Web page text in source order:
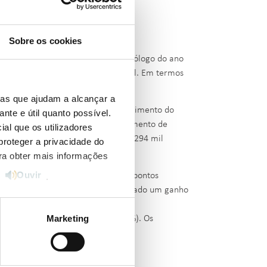
Sobre os cookies
que ajudam a alcançar a
e útil quanto possível.
que os utilizadores
a privacidade do
obter mais informações
Ouvir .
Marketing
em agosto, face ao mês homólogo do ano
global em Portugal continental. Em termos
mês do ano passado
se a margem de crescimento do
e aos consumos do segmento de
no mercado regulado. Cerca de 294 mil
de tarifas transitórias.
embora tenha perdido 1,3 pontos
de consumo (56%), tendo registado um ganho
o dos clientes industriais (55%). Os
e 55%, respetivamente.